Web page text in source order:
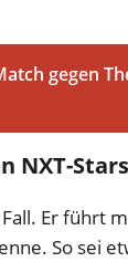
gegen
NXT-Stars
Er führt
So sei